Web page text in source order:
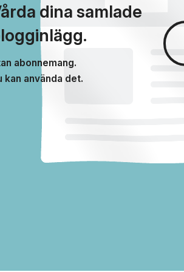
dina samlade
abonnemang.
kan använda det.